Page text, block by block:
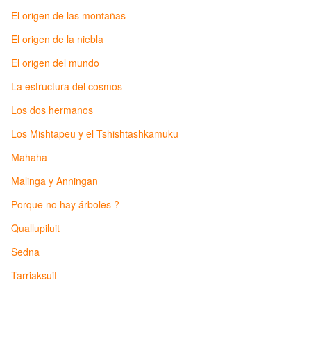
El origen de las montañas
El origen de la niebla
El origen del mundo
La estructura del cosmos
Los dos hermanos
Los Mishtapeu y el Tshishtashkamuku
Mahaha
Malinga y Anningan
Porque no hay árboles ?
Quallupiluit
Sedna
Tarriaksuit